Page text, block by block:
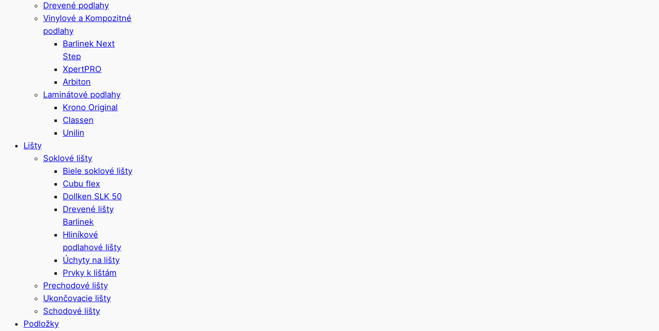
Drevené podlahy
Vinylové a Kompozitné
podlahy
Barlinek Next
Step
XpertPRO
Arbiton
Laminátové podlahy
Krono Original
Classen
Unilin
Lišty
Soklové lišty
Biele soklové lišty
Cubu flex
Dollken SLK 50
Drevené lišty
Barlinek
Hliníkové
podlahové lišty
Úchyty na lišty
Prvky k lištám
Prechodové lišty
Ukončovacie lišty
Schodové lišty
Podložky